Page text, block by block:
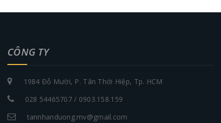
CÔNG TY
1984 Đỗ Mười, P. Tân Thới Hiệp, Tp. HCM
028 54465707 / 0903.158.159
tannhanduong.mv@gmail.com